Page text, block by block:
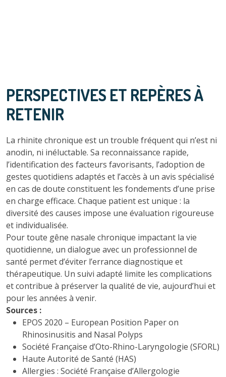
PERSPECTIVES ET REPÈRES À
RETENIR
La rhinite chronique est un trouble fréquent qui n’est ni
anodin, ni inéluctable. Sa reconnaissance rapide,
l’identification des facteurs favorisants, l’adoption de
gestes quotidiens adaptés et l’accès à un avis spécialisé
en cas de doute constituent les fondements d’une prise
en charge efficace. Chaque patient est unique : la
diversité des causes impose une évaluation rigoureuse
et individualisée.
Pour toute gêne nasale chronique impactant la vie
quotidienne, un dialogue avec un professionnel de
santé permet d’éviter l’errance diagnostique et
thérapeutique. Un suivi adapté limite les complications
et contribue à préserver la qualité de vie, aujourd’hui et
pour les années à venir.
Sources :
EPOS 2020 – European Position Paper on
Rhinosinusitis and Nasal Polyps
Société Française d’Oto-Rhino-Laryngologie (SFORL)
Haute Autorité de Santé (HAS)
Allergies : Société Française d’Allergologie